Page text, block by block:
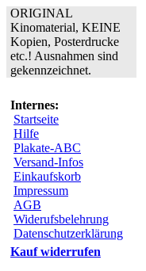
ORIGINAL
Kinomaterial, KEINE
Kopien, Posterdrucke
etc.! Ausnahmen sind
gekennzeichnet.
Internes:
Startseite
Hilfe
Plakate-ABC
Versand-Infos
Einkaufskorb
Impressum
AGB
Widerufsbelehrung
Datenschutzerklärung
Kauf widerrufen